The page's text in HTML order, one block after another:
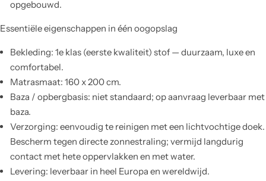
opgebouwd.
Essentiële eigenschappen in één oogopslag
Bekleding: 1e klas (eerste kwaliteit) stof — duurzaam, luxe en
comfortabel.
Matrasmaat: 160 x 200 cm.
Baza / opbergbasis: niet standaard; op aanvraag leverbaar met
baza.
Verzorging: eenvoudig te reinigen met een lichtvochtige doek.
Bescherm tegen directe zonnestraling; vermijd langdurig
contact met hete oppervlakken en met water.
Levering: leverbaar in heel Europa en wereldwijd.